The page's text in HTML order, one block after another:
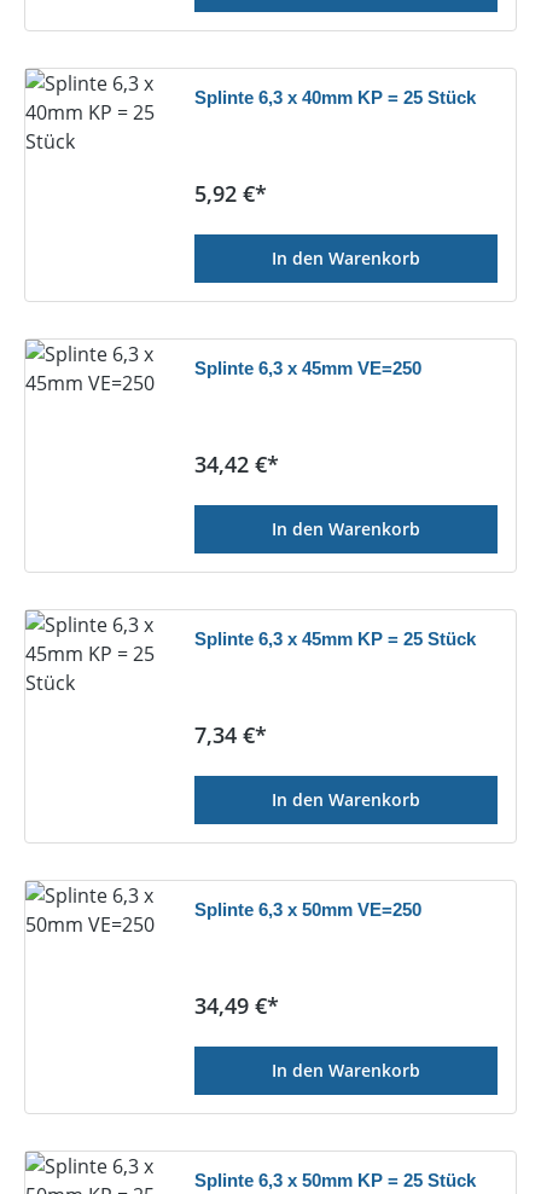
Splinte 6,3 x 40mm KP = 25 Stück
Regulärer Preis:
5,92 €*
In den Warenkorb
Splinte 6,3 x 45mm VE=250
Regulärer Preis:
34,42 €*
In den Warenkorb
Splinte 6,3 x 45mm KP = 25 Stück
Regulärer Preis:
7,34 €*
In den Warenkorb
Splinte 6,3 x 50mm VE=250
Regulärer Preis:
34,49 €*
In den Warenkorb
Splinte 6,3 x 50mm KP = 25 Stück